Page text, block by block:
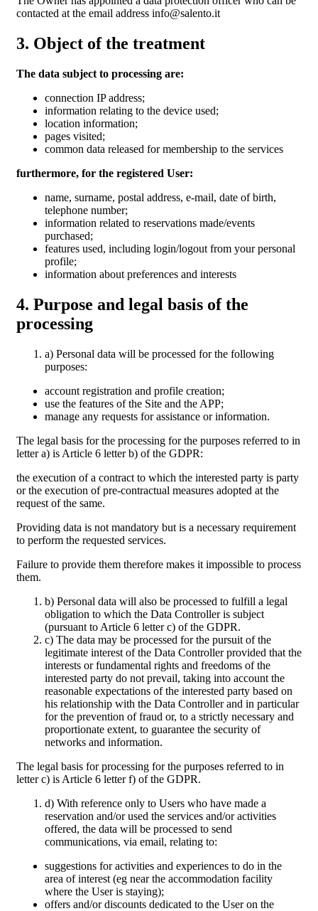
contacted at the email address info@salento.it
3. Object of the treatment
The data subject to processing are:
connection IP address;
information relating to the device used;
location information;
pages visited;
common data released for membership to the services
furthermore, for the registered User:
name, surname, postal address, e-mail, date of birth,
telephone number;
information related to reservations made/events
purchased;
features used, including login/logout from your personal
profile;
information about preferences and interests
4. Purpose and legal basis of the
processing
a) Personal data will be processed for the following
purposes:
account registration and profile creation;
use the features of the Site and the APP;
manage any requests for assistance or information.
The legal basis for the processing for the purposes referred to in
letter a) is Article 6 letter b) of the GDPR:
the execution of a contract to which the interested party is party
or the execution of pre-contractual measures adopted at the
request of the same.
Providing data is not mandatory but is a necessary requirement
to perform the requested services.
Failure to provide them therefore makes it impossible to process
them.
b) Personal data will also be processed to fulfill a legal
obligation to which the Data Controller is subject
(pursuant to Article 6 letter c) of the GDPR.
c) The data may be processed for the pursuit of the
legitimate interest of the Data Controller provided that the
interests or fundamental rights and freedoms of the
interested party do not prevail, taking into account the
reasonable expectations of the interested party based on
his relationship with the Data Controller and in particular
for the prevention of fraud or, to a strictly necessary and
proportionate extent, to guarantee the security of
networks and information.
The legal basis for processing for the purposes referred to in
letter c) is Article 6 letter f) of the GDPR.
d) With reference only to Users who have made a
reservation and/or used the services and/or activities
offered, the data will be processed to send
communications, via email, relating to:
suggestions for activities and experiences to do in the
area of interest (eg near the accommodation facility
where the User is staying);
offers and/or discounts dedicated to the User on the